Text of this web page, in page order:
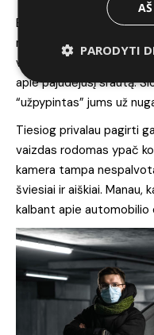
BONUS
meškafoną, dažotės ar
veikla ir nematot kas
apie pajudėjusį srautą.
“užpypintas” jums už
Tiesiog privalau pagirti
vaizdas rodomas ypač
kamera tampa
šviesiai ir aiškiai. Manau,
kalbant apie automobilio
PARODYTI